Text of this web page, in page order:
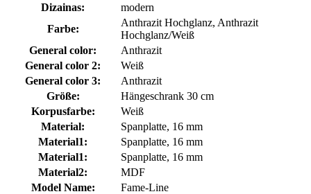
Dizainas:
modern
Farbe:
Anthrazit Hochglanz, Anthrazit
Hochglanz/Weiß
General color:
Anthrazit
General color 2:
Weiß
General color 3:
Anthrazit
Größe:
Hängeschrank 30 cm
Korpusfarbe:
Weiß
Material:
Spanplatte, 16 mm
Material1:
Spanplatte, 16 mm
Material1:
Spanplatte, 16 mm
Material2:
MDF
Model Name:
Fame-Line